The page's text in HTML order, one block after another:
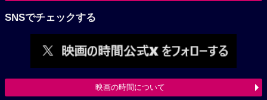
SNSでチェックする
映画の時間について